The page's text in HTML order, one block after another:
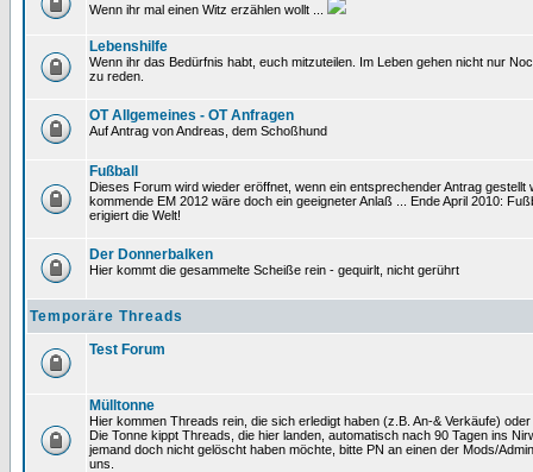
Wenn ihr mal einen Witz erzählen wollt ...
Lebenshilfe
Wenn ihr das Bedürfnis habt, euch mitzuteilen. Im Leben gehen nicht nur
zu reden.
OT Allgemeines - OT Anfragen
Auf Antrag von Andreas, dem Schoßhund
Fußball
Dieses Forum wird wieder eröffnet, wenn ein entsprechender Antrag
kommende EM 2012 wäre doch ein geeigneter Anlaß ... Ende April 2010:
erigiert die Welt!
Der Donnerbalken
Hier kommt die gesammelte Scheiße rein - gequirlt, nicht gerührt
Temporäre Threads
Test Forum
Mülltonne
Hier kommen Threads rein, die sich erledigt haben (z.B. An-& Verkäufe)
Die Tonne kippt Threads, die hier landen, automatisch nach 90 Tagen ins
jemand doch nicht gelöscht haben möchte, bitte PN an einen der Mods/
uns.